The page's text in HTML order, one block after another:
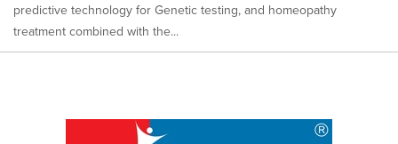
predictive technology for Genetic testing, and homeopathy
treatment combined with the...